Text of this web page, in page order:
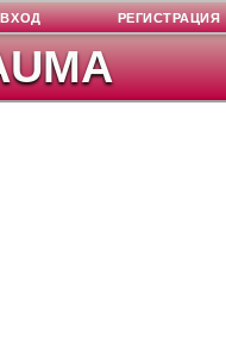
ВХОД РЕГИСТРАЦИЯ